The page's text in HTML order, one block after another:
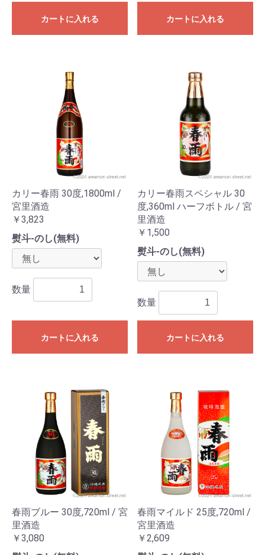
カートに入れる カートに入れる
カリー春雨 30度,1800ml /
宮里酒造
￥3,823
熨斗-のし(無料)
数量
カートに入れる
カリー春雨スペシャル 30
度,360ml ハーフボトル / 宮
里酒造
￥1,500
熨斗-のし(無料)
数量
カートに入れる
春雨ブルー 30度,720ml / 宮
里酒造
￥3,080
春雨マイルド 25度,720ml /
宮里酒造
￥2,609